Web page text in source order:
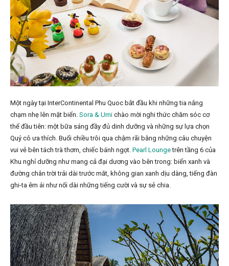
Một ngày tại InterContinental Phu Quoc bắt đầu khi những tia nắng
chạm nhẹ lên mặt biển. Sora & Umi chào mời nghi thức chăm sóc cơ
thể đầu tiên: một bữa sáng đầy đủ dinh dưỡng và những sự lựa chọn
Quý cô ưa thích. Buổi chiều trôi qua chậm rãi bằng những câu chuyện
vui vẻ bên tách trà thơm, chiếc bánh ngọt. Pearl Loungetrên tầng 6 của
Khu nghỉ dưỡng như mang cả đại dương vào bên trong: biển xanh và
đường chân trời trải dài trước mắt, không gian xanh dịu dàng, tiếng đàn
ghi-ta êm ái như nối dài những tiếng cười và sự sẻ chia.